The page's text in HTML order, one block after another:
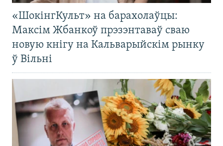
«ШокінгКульт» на барахолаўцы:
Максім Жбанкоў прэзэнтаваў сваю
новую кнігу на Кальварыйскім рынку
ў Вільні